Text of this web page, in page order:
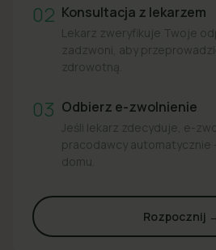
02 Konsultacja z lekarzem
Lekarz zweryfikuje Twoje
zadzwoni, aby
zdrowotną.
03 Odbierz e-zwolnienie
Jeśli lekarz zdecyduje, e-
pracodawcy automatycznie
domu.
Rozpocznij